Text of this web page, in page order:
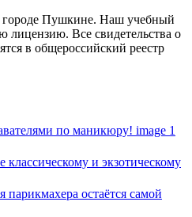
Пушкине. Наш учебный
лицензию. Все свидетельства о
в общероссийский реестр
классическому и экзотическому
парикмахера остаётся самой